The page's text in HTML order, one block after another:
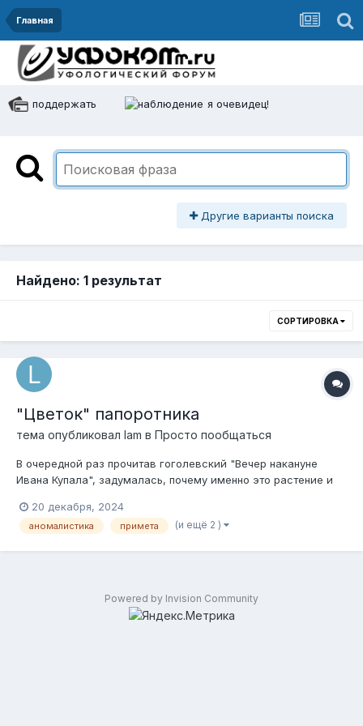
Главная
поддержать я очевидец!
Другие варианты поиска
Найдено: 1 результат
СОРТИРОВКА
"Цветок" папоротника
тема опубликовал lam в Просто пообщаться
В очередной раз прочитав гоголевский "Вечер накануне
Ивана Купала", задумалась, почему именно это растение и
нахождения клада и символом праздника Ивана Купала. Что
отображает этот "цветок"? Что это вообще может быть, что
20 декабря, 2024
аномалистика примета (и ещё 2 )
Powered by Invision Community